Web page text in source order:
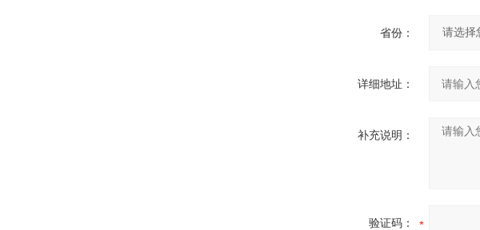
省份：
详细地址：
补充说明：
验证码：